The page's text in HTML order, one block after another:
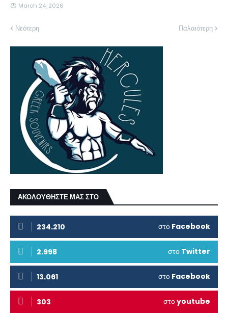
March 24, 2026
Νεότερη Παλαιότερη
ΑΚΟΛΟΥΘΗΣΤΕ ΜΑΣ ΣΤΟ
234.210 στο Facebook
2.998 στο Twitter
13.061 στο Facebook
303 στοyoutube